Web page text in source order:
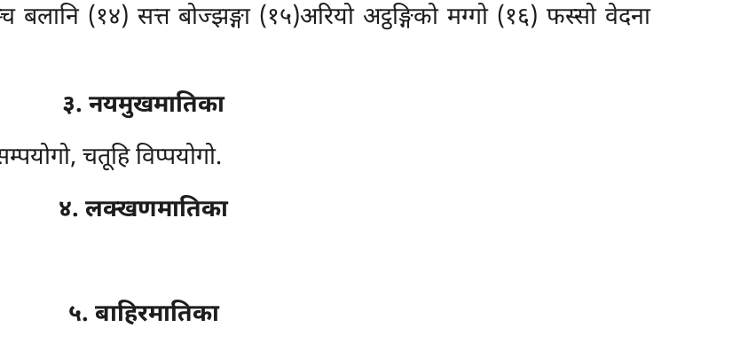
बलानि (१४) सत्त बोज्झङ्गा (१५)अरियो अट्ठङ्गिको मग्गो (१६) फस्सो वेदना
३. नयमुखमातिका
चतूहि विप्पयोगो.
४. लक्खणमातिका
५. बाहिरमातिका